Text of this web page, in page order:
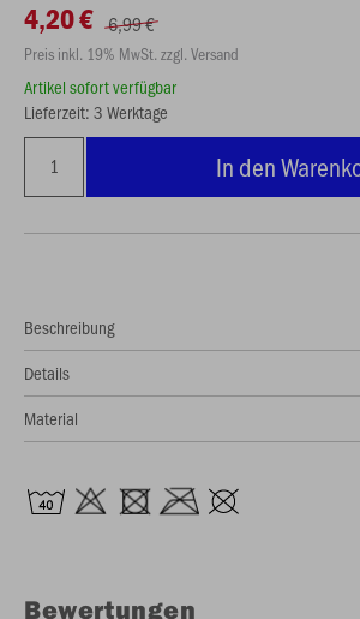
4,20 € 6,99 €
Preis inkl. 19% MwSt. zzgl. Versand
Artikel sofort verfügbar
Lieferzeit: 3 Werktage
In den
Beschreibung
Details
Material
Bewertungen